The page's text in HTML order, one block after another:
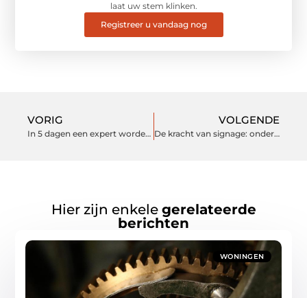
laat uw stem klinken.
Registreer u vandaag nog
VORIG
In 5 dagen een expert worden in overspanningsbeveiliging
VOLGENDE
De kracht van signage: onderdelen van effectieve reclame-uitingen
Hier zijn enkele gerelateerde
berichten
WONINGEN